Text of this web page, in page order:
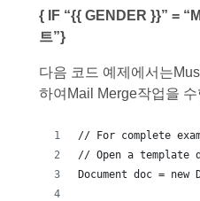
{ IF “{{ GENDER }}” =
트”}
다음 코드 예제에서는
하여Mail Merge작업을
// For complete
// Open a template
Document doc =